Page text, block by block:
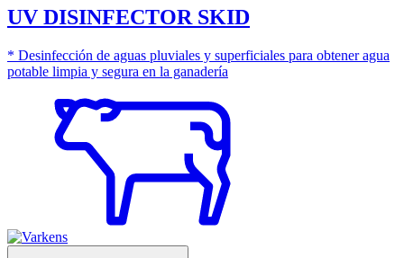
UV DISINFECTOR SKID
* Desinfección de aguas pluviales y superficiales para obtener agua
potable limpia y segura en la ganadería